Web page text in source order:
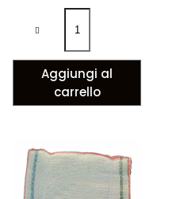
Aggiungi al
carrello